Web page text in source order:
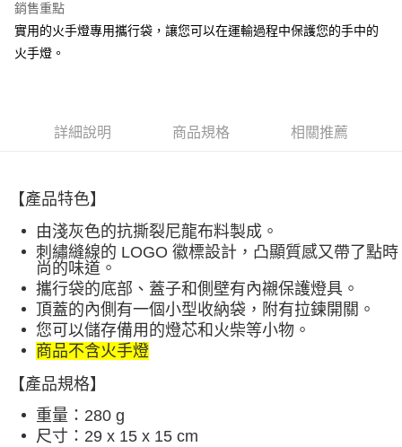
臺灣中小企業銀行
匯豐（台灣）商業銀行
華泰商業銀行
聯邦商業銀行
台灣樂天信用卡公司
Apple Pay
ATM付款
每筆NT$60，滿NT$490(含以上)免運費
每筆NT$60，滿NT$490(含以上)免運費
7-11取貨付款
每筆NT$60，滿NT$490(含以上)免運費
付款後7-11取貨
每筆NT$60，滿NT$490(含以上)免運費
宅配
每筆NT$80，滿NT$490(含以上)免運費
離島宅配
每筆NT$80，滿NT$490(含以上)免運費
銷售重點
實用的火手燈專用攜行袋，讓您可以在運輸過程中保護您的手中的
火手燈。
詳細說明 商品規格 相關推薦
【產品特色】
由淺灰色的抗撕裂尼龍布料製成。
刺繡縫線的 LOGO 徽標設計，凸顯質感又帶了點時
尚的味道。
攜行袋的底部、蓋子和側壁有內襯保護燈具。
頂蓋的內側有一個小型收納袋，附有拉鍊開關。
您可以儲存備用的燈芯和火柴等小物。
商品不含火手燈
【產品規格】
重量：280 g
尺寸：29 x 15 x 15 cm